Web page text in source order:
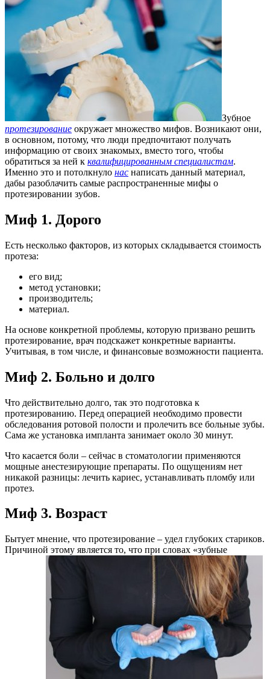
Зубное
протезирование окружает множество мифов. Возникают они,
в основном, потому, что люди предпочитают получать
информацию от своих знакомых, вместо того, чтобы
обратиться за ней к квалифицированным специалистам.
Именно это и потолкнуло нас написать данный материал,
дабы разоблачить самые распространенные мифы о
протезировании зубов.
Миф 1. Дорого
Есть несколько факторов, из которых складывается стоимость
протеза:
его вид;
метод установки;
производитель;
материал.
На основе конкретной проблемы, которую призвано решить
протезирование, врач подскажет конкретные варианты.
Учитывая, в том числе, и финансовые возможности пациента.
Миф 2. Больно и долго
Что действительно долго, так это подготовка к
протезированию. Перед операцией необходимо провести
обследования ротовой полости и пролечить все больные зубы.
Сама же установка импланта занимает около 30 минут.
Что касается боли – сейчас в стоматологии применяются
мощные анестезирующие препараты. По ощущениям нет
никакой разницы: лечить кариес, устанавливать пломбу или
протез.
Миф 3. Возраст
Бытует мнение, что протезирование – удел глубоких стариков.
Причиной этому является то, что при словах «зубные